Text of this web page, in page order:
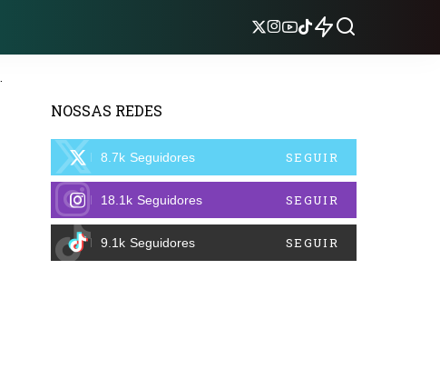
NOSSAS REDES
8.7k Seguidores SEGUIR
18.1k Seguidores SEGUIR
9.1k Seguidores SEGUIR